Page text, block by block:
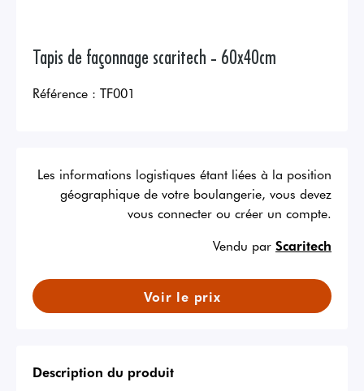
Tapis de façonnage scaritech - 60x40cm
Référence : TF001
Les informations logistiques étant liées à la position
géographique de votre boulangerie, vous devez
vous connecter ou créer un compte.
Vendu par Scaritech
Voir le prix
Description du produit